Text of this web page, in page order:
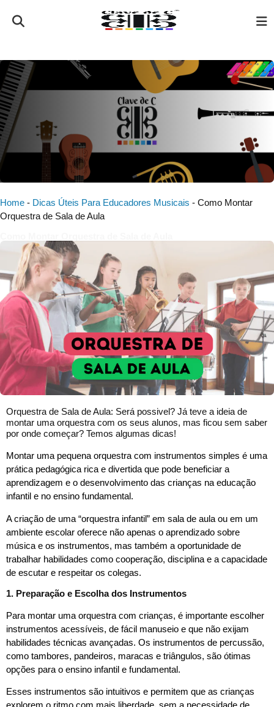
Home - Dicas Úteis Para Educadores Musicais - Como Montar
Orquestra de Sala de Aula
Orquestra de Sala de Aula: Será possivel? Já teve a ideia de
montar uma orquestra com os seus alunos, mas ficou sem saber
por onde começar? Temos algumas dicas!
Montar uma pequena orquestra com instrumentos simples é uma
prática pedagógica rica e divertida que pode beneficiar a
aprendizagem e o desenvolvimento das crianças na educação
infantil e no ensino fundamental.
A criação de uma “orquestra infantil” em sala de aula ou em um
ambiente escolar oferece não apenas o aprendizado sobre
música e os instrumentos, mas também a oportunidade de
trabalhar habilidades como cooperação, disciplina e a capacidade
de escutar e respeitar os colegas.
1. Preparação e Escolha dos Instrumentos
Para montar uma orquestra com crianças, é importante escolher
instrumentos acessíveis, de fácil manuseio e que não exijam
habilidades técnicas avançadas. Os instrumentos de percussão,
como tambores, pandeiros, maracas e triângulos, são ótimas
opções para o ensino infantil e fundamental.
Esses instrumentos são intuitivos e permitem que as crianças